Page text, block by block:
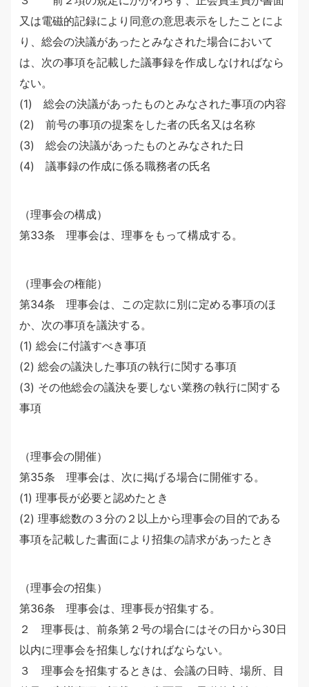
又は電磁的記録により同意の意思表示をしたことによ
り、総会の決議があったとみなされた場合において
は、次の事項を記載した議事録を作成しなければなら
ない。
(1) 総会の決議があったものとみなされた事項の内容
(2) 前号の事項の提案をした者の氏名又は名称
(3) 総会の決議があったものとみなされた日
(4) 議事録の作成に係る職務者の氏名
（理事会の構成）
第33条 理事会は、理事をもって構成する。
（理事会の権能）
第34条 理事会は、この定款に別に定める事項のほ
か、次の事項を議決する。
(1) 総会に付議すべき事項
(2) 総会の議決した事項の執行に関する事項
(3) その他総会の議決を要しない業務の執行に関する
事項
（理事会の開催）
第35条 理事会は、次に掲げる場合に開催する。
(1) 理事長が必要と認めたとき
(2) 理事総数の３分の２以上から理事会の目的である
事項を記載した書面により招集の請求があったとき
（理事会の招集）
第36条 理事会は、理事長が招集する。
２ 理事長は、前条第２号の場合にはその日から30日
以内に理事会を招集しなければならない。
３ 理事会を招集するときは、会議の日時、場所、目